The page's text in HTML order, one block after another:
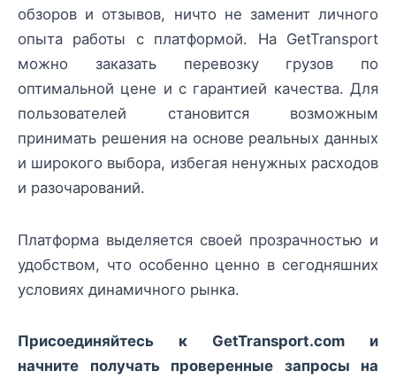
обзоров и отзывов, ничто не заменит личного
опыта работы с платформой. На GetTransport
можно заказать перевозку грузов по
оптимальной цене и с гарантией качества. Для
пользователей становится возможным
принимать решения на основе реальных данных
и широкого выбора, избегая ненужных расходов
и разочарований.
Платформа выделяется своей прозрачностью и
удобством, что особенно ценно в сегодняшних
условиях динамичного рынка.
Присоединяйтесь к GetTransport.com и
начните получать проверенные запросы на